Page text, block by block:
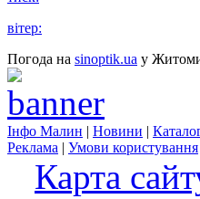
вітер:
Погода на sinoptik.ua у
Інфо Малин | Новини |
Реклама | Умови користування
Карта